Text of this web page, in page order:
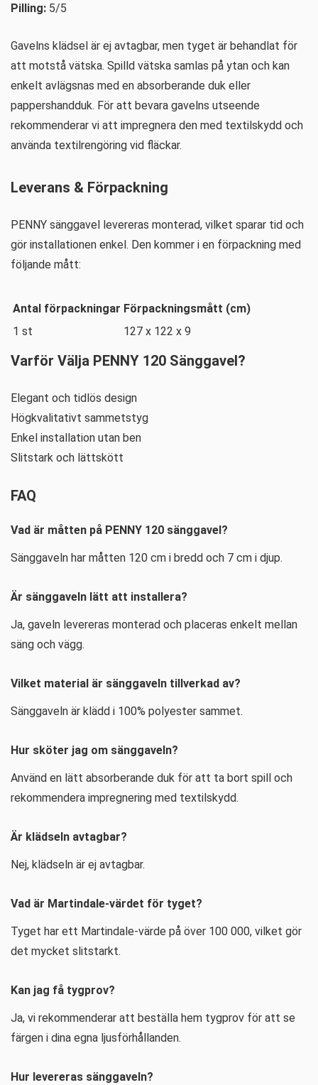
Pilling: 5/5
Gavelns klädsel är ej avtagbar, men tyget är behandlat för
att motstå vätska. Spilld vätska samlas på ytan och kan
enkelt avlägsnas med en absorberande duk eller
pappershandduk. För att bevara gavelns utseende
rekommenderar vi att impregnera den med textilskydd och
använda textilrengöring vid fläckar.
Leverans & Förpackning
PENNY sänggavel levereras monterad, vilket sparar tid och
gör installationen enkel. Den kommer i en förpackning med
följande mått:
Antal förpackningar Förpackningsmått (cm)
1 st
127 x 122 x 9
Varför Välja PENNY 120 Sänggavel?
Elegant och tidlös design
Högkvalitativt sammetstyg
Enkel installation utan ben
Slitstark och lättskött
FAQ
Vad är måtten på PENNY 120 sänggavel?
Sänggaveln har måtten 120 cm i bredd och 7 cm i djup.
Är sänggaveln lätt att installera?
Ja, gaveln levereras monterad och placeras enkelt mellan
säng och vägg.
Vilket material är sänggaveln tillverkad av?
Sänggaveln är klädd i 100% polyester sammet.
Hur sköter jag om sänggaveln?
Använd en lätt absorberande duk för att ta bort spill och
rekommendera impregnering med textilskydd.
Är klädseln avtagbar?
Nej, klädseln är ej avtagbar.
Vad är Martindale-värdet för tyget?
Tyget har ett Martindale-värde på över 100 000, vilket gör
det mycket slitstarkt.
Kan jag få tygprov?
Ja, vi rekommenderar att beställa hem tygprov för att se
färgen i dina egna ljusförhållanden.
Hur levereras sänggaveln?